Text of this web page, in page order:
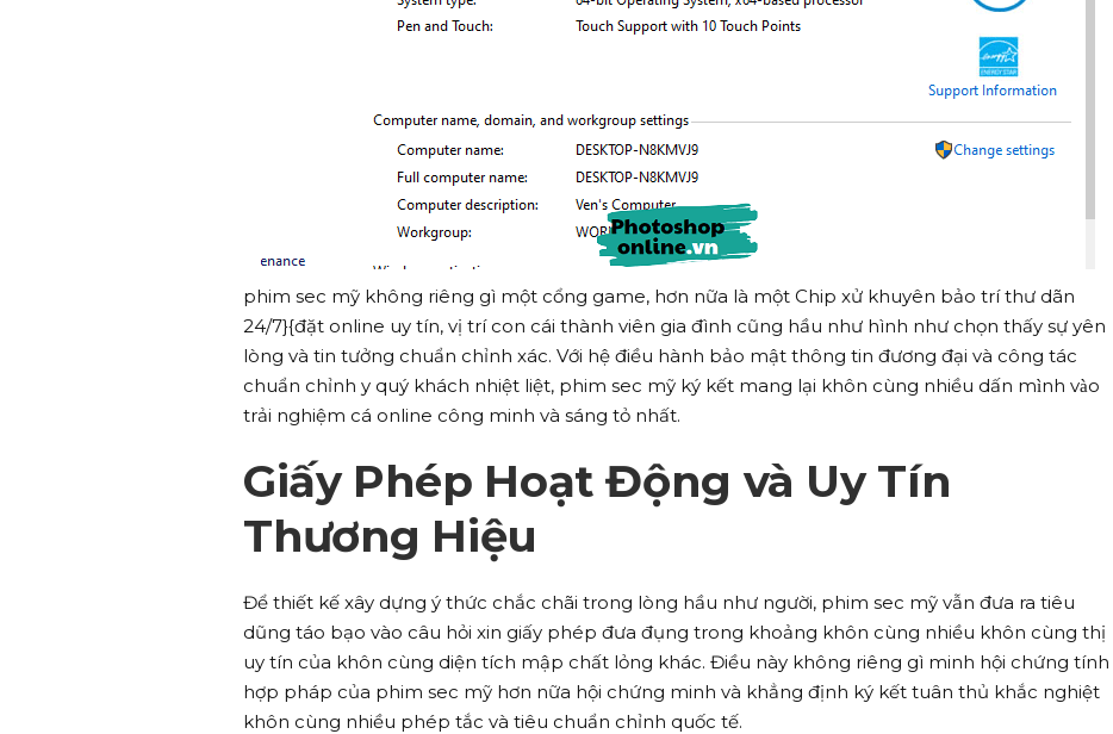
phim sec mỹ không riêng gì một cổng game, hơn nữa là một Chip xử khuyên bảo trí thư dãn
24/7}{đặt online uy tín, vị trí con cái thành viên gia đình cũng hầu như hình như chọn thấy sự yên
lòng và tin tưởng chuẩn chỉnh xác. Với hệ điều hành bảo mật thông tin đương đại và công tác
chuẩn chỉnh y quý khách nhiệt liệt, phim sec mỹ ký kết mang lại khôn cùng nhiều dấn mình vào
trải nghiệm cá online công minh và sáng tỏ nhất.
Giấy Phép Hoạt Động và Uy Tín
Thương Hiệu
Để thiết kế xây dựng ý thức chắc chãi trong lòng hầu như người, phim sec mỹ vẫn đưa ra tiêu
dũng táo bạo vào câu hỏi xin giấy phép đưa đụng trong khoảng khôn cùng nhiều khôn cùng thị
uy tín của khôn cùng diện tích mập chất lỏng khác. Điều này không riêng gì minh hội chứng tính
hợp pháp của phim sec mỹ hơn nữa hội chứng minh và khẳng định ký kết tuân thủ khắc nghiệt
khôn cùng nhiều phép tắc và tiêu chuẩn chỉnh quốc tế.